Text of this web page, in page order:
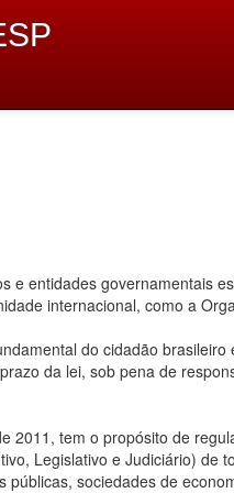
entidades governamentais
internacional, como a
do cidadão
da lei, sob pena de
2011, tem o propósito de
Legislativo e Judiciário)
sociedades de